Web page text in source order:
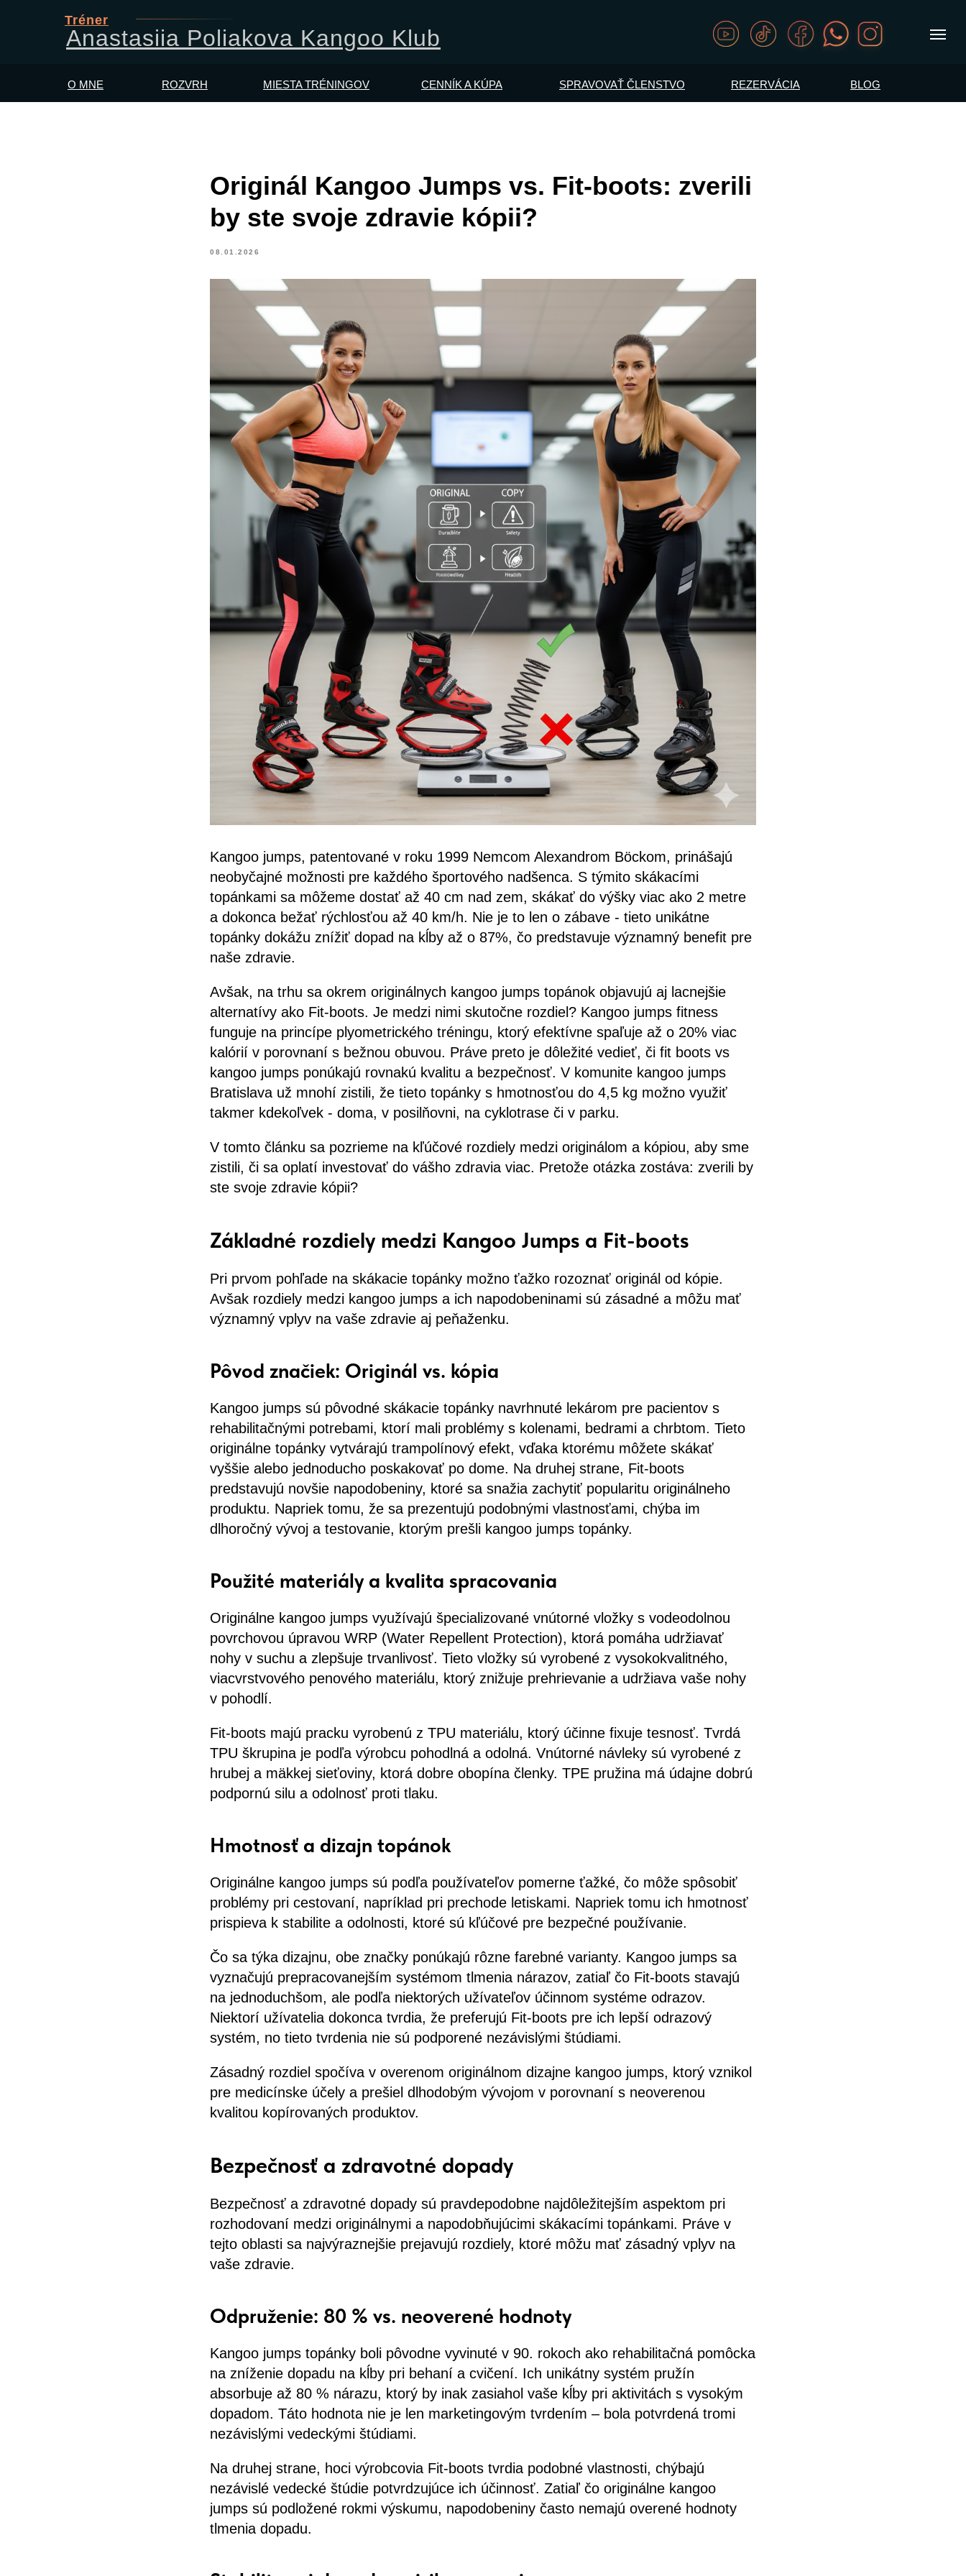
Anastasiia Poliakova Kangoo Klub
Tréner
O MNE ROZVRH MIESTA TRÉNINGOV CENNÍK A KÚPA SPRAVOVAŤ ČLENSTVO REZERVÁCIA BLOG
Originál Kangoo Jumps vs. Fit-boots: zverili
by ste svoje zdravie kópii?
08.01.2026
Kangoo jumps, patentované v roku 1999 Nemcom Alexandrom Böckom, prinášajú
neobyčajné možnosti pre každého športového nadšenca. S týmito skákacími
topánkami sa môžeme dostať až 40 cm nad zem, skákať do výšky viac ako 2 metre
a dokonca bežať rýchlosťou až 40 km/h. Nie je to len o zábave - tieto unikátne
topánky dokážu znížiť dopad na kĺby až o 87%, čo predstavuje významný benefit pre
naše zdravie.
Avšak, na trhu sa okrem originálnych kangoo jumps topánok objavujú aj lacnejšie
alternatívy ako Fit-boots. Je medzi nimi skutočne rozdiel? Kangoo jumps fitness
funguje na princípe plyometrického tréningu, ktorý efektívne spaľuje až o 20% viac
kalórií v porovnaní s bežnou obuvou. Práve preto je dôležité vedieť, či fit boots vs
kangoo jumps ponúkajú rovnakú kvalitu a bezpečnosť. V komunite kangoo jumps
Bratislava už mnohí zistili, že tieto topánky s hmotnosťou do 4,5 kg možno využiť
takmer kdekoľvek - doma, v posilňovni, na cyklotrase či v parku.
V tomto článku sa pozrieme na kľúčové rozdiely medzi originálom a kópiou, aby sme
zistili, či sa oplatí investovať do vášho zdravia viac. Pretože otázka zostáva: zverili by
ste svoje zdravie kópii?
Základné rozdiely medzi Kangoo Jumps a Fit-boots
Pri prvom pohľade na skákacie topánky možno ťažko rozoznať originál od kópie.
Avšak rozdiely medzi kangoo jumps a ich napodobeninami sú zásadné a môžu mať
významný vplyv na vaše zdravie aj peňaženku.
Pôvod značiek: Originál vs. kópia
Kangoo jumps sú pôvodné skákacie topánky navrhnuté lekárom pre pacientov s
rehabilitačnými potrebami, ktorí mali problémy s kolenami, bedrami a chrbtom. Tieto
originálne topánky vytvárajú trampolínový efekt, vďaka ktorému môžete skákať
vyššie alebo jednoducho poskakovať po dome. Na druhej strane, Fit-boots
predstavujú novšie napodobeniny, ktoré sa snažia zachytiť popularitu originálneho
produktu. Napriek tomu, že sa prezentujú podobnými vlastnosťami, chýba im
dlhoročný vývoj a testovanie, ktorým prešli kangoo jumps topánky.
Použité materiály a kvalita spracovania
Originálne kangoo jumps využívajú špecializované vnútorné vložky s vodeodolnou
povrchovou úpravou WRP (Water Repellent Protection), ktorá pomáha udržiavať
nohy v suchu a zlepšuje trvanlivosť. Tieto vložky sú vyrobené z vysokokvalitného,
viacvrstvového penového materiálu, ktorý znižuje prehrievanie a udržiava vaše nohy
v pohodlí.
Fit-boots majú pracku vyrobenú z TPU materiálu, ktorý účinne fixuje tesnosť. Tvrdá
TPU škrupina je podľa výrobcu pohodlná a odolná. Vnútorné návleky sú vyrobené z
hrubej a mäkkej sieťoviny, ktorá dobre obopína členky. TPE pružina má údajne dobrú
podpornú silu a odolnosť proti tlaku.
Hmotnosť a dizajn topánok
Originálne kangoo jumps sú podľa používateľov pomerne ťažké, čo môže spôsobiť
problémy pri cestovaní, napríklad pri prechode letiskami. Napriek tomu ich hmotnosť
prispieva k stabilite a odolnosti, ktoré sú kľúčové pre bezpečné používanie.
Čo sa týka dizajnu, obe značky ponúkajú rôzne farebné varianty. Kangoo jumps sa
vyznačujú prepracovanejším systémom tlmenia nárazov, zatiaľ čo Fit-boots stavajú
na jednoduchšom, ale podľa niektorých užívateľov účinnom systéme odrazov.
Niektorí užívatelia dokonca tvrdia, že preferujú Fit-boots pre ich lepší odrazový
systém, no tieto tvrdenia nie sú podporené nezávislými štúdiami.
Zásadný rozdiel spočíva v overenom originálnom dizajne kangoo jumps, ktorý vznikol
pre medicínske účely a prešiel dlhodobým vývojom v porovnaní s neoverenou
kvalitou kopírovaných produktov.
Bezpečnosť a zdravotné dopady
Bezpečnosť a zdravotné dopady sú pravdepodobne najdôležitejším aspektom pri
rozhodovaní medzi originálnymi a napodobňujúcimi skákacími topánkami. Práve v
tejto oblasti sa najvýraznejšie prejavujú rozdiely, ktoré môžu mať zásadný vplyv na
vaše zdravie.
Odpruženie: 80 % vs. neoverené hodnoty
Kangoo jumps topánky boli pôvodne vyvinuté v 90. rokoch ako rehabilitačná pomôcka
na zníženie dopadu na kĺby pri behaní a cvičení. Ich unikátny systém pružín
absorbuje až 80 % nárazu, ktorý by inak zasiahol vaše kĺby pri aktivitách s vysokým
dopadom. Táto hodnota nie je len marketingovým tvrdením – bola potvrdená tromi
nezávislými vedeckými štúdiami.
Na druhej strane, hoci výrobcovia Fit-boots tvrdia podobné vlastnosti, chýbajú
nezávislé vedecké štúdie potvrdzujúce ich účinnosť. Zatiaľ čo originálne kangoo
jumps sú podložené rokmi výskumu, napodobeniny často nemajú overené hodnoty
tlmenia dopadu.